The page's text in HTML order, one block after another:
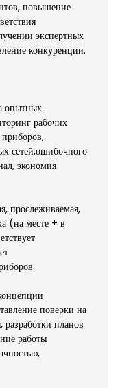
повышение
экспертных
конкуренции.
опытных
рабочих
сетей,ошибочного
экономия
прослеживаемая,
(на месте + в
поверки на
разработки планов
работы